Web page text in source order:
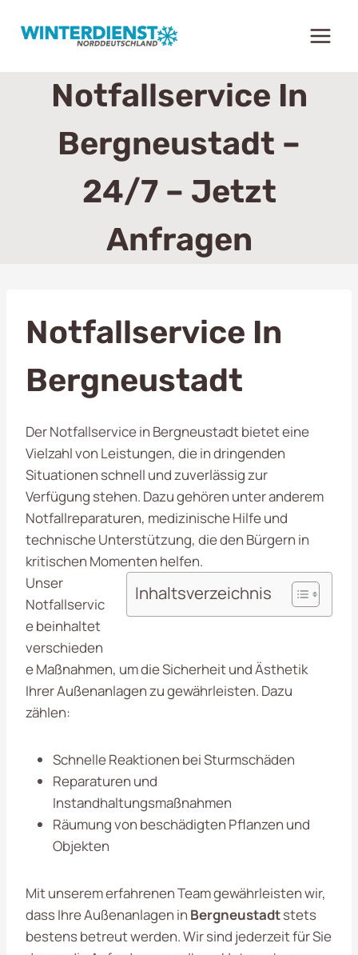
Inhalt
Notfallservice In
Bergneustadt –
24/7 – Jetzt
Anfragen
Notfallservice In
Bergneustadt
Der Notfallservice in Bergneustadt bietet eine
Vielzahl von Leistungen, die in dringenden
Situationen schnell und zuverlässig zur
Verfügung stehen. Dazu gehören unter anderem
Notfallreparaturen, medizinische Hilfe und
technische Unterstützung, die den Bürgern in
kritischen Momenten helfen.
Inhaltsverzeichnis
Unser
Notfallservic
e beinhaltet
verschieden
e Maßnahmen, um die Sicherheit und Ästhetik
Ihrer Außenanlagen zu gewährleisten. Dazu
zählen:
Schnelle Reaktionen bei Sturmschäden
Reparaturen und
Instandhaltungsmaßnahmen
Räumung von beschädigten Pflanzen und
Objekten
Mit unserem erfahrenen Team gewährleisten wir,
dass Ihre Außenanlagen in Bergneustadtstets
bestens betreut werden. Wir sind jederzeit für Sie